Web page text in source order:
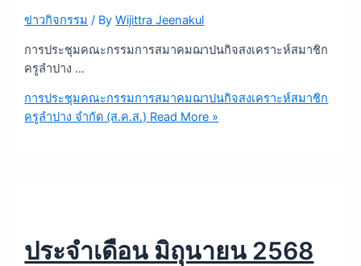
ข่าวกิจกรรม / ByWijittra Jeenakul
การประชุมคณะกรรมการสมาคมฌาปนกิจสงเคราะห์สมาชิก
ครูลำปาง …
การประชุมคณะกรรมการสมาคมฌาปนกิจสงเคราะห์สมาชิก
ครูลำปาง จำกัด (ส.ค.ส.) Read More »
ประจำเดือน มิถุนายน 2568